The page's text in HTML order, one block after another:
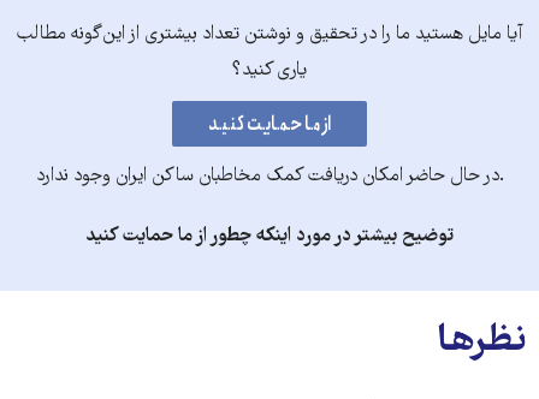
آیا مایل هستید ما را در تحقیق و نوشتن تعداد بیشتری از این‌گونه مطالب
یاری کنید؟
.در حال حاضر امکان دریافت کمک مخاطبان ساکن ایران وجود ندارد
توضیح بیشتر در مورد اینکه چطور از ما حمایت کنید
نظرها